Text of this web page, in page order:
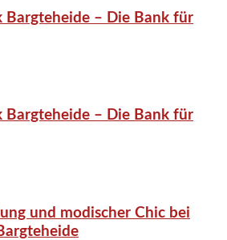
Bargteheide – Die Bank für
Bargteheide – Die Bank für
und modischer Chic bei